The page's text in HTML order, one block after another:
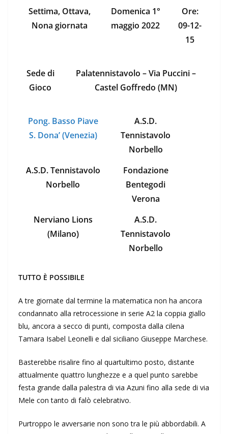
Settima, Ottava,
Nona giornata
Domenica 1°
maggio 2022
Ore:
09-12-
15
Sede di
Gioco
Palatennistavolo – Via Puccini –
Castel Goffredo (MN)
Pong. Basso Piave
S. Dona’ (Venezia)
A.S.D.
Tennistavolo
Norbello
A.S.D. Tennistavolo
Norbello
Fondazione
Bentegodi
Verona
Nerviano Lions
(Milano)
A.S.D.
Tennistavolo
Norbello
TUTTO È POSSIBILE
A tre giornate dal termine la matematica non ha ancora
condannato alla retrocessione in serie A2 la coppia giallo
blu, ancora a secco di punti, composta dalla cilena
Tamara Isabel Leonelli e dal siciliano Giuseppe Marchese.
Basterebbe risalire fino al quartultimo posto, distante
attualmente quattro lunghezze e a quel punto sarebbe
festa grande dalla palestra di via Azuni fino alla sede di via
Mele con tanto di falò celebrativo.
Purtroppo le avversarie non sono tra le più abbordabili. A